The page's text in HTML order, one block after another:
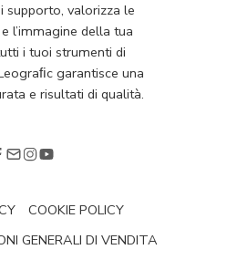
supporto, valorizza le
l’immagine della tua
i tuoi strumenti di
garantisce una
e risultati di qualità.
COOKIE POLICY
GENERALI DI VENDITA